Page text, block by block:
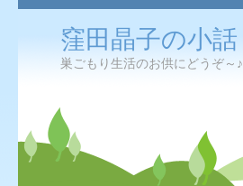
窪田晶子の小話
巣ごもり生活のお供にどうぞ～♪